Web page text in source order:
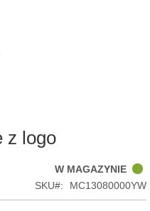
z logo
W MAGAZYNIE
SKU
MC13080000YW